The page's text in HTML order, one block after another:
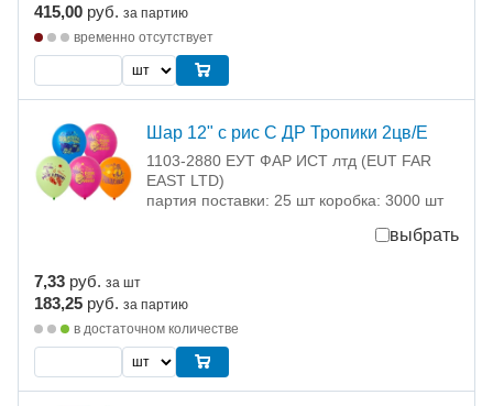
415,00 руб. за партию
временно отсутствует
Шар 12" с рис С ДР Тропики 2цв/Е
1103-2880 ЕУТ ФАР ИСТ лтд (EUT FAR
EAST LTD)
партия поставки: 25 шт коробка: 3000 шт
выбрать
7,33 руб. за шт
183,25 руб. за партию
в достаточном количестве